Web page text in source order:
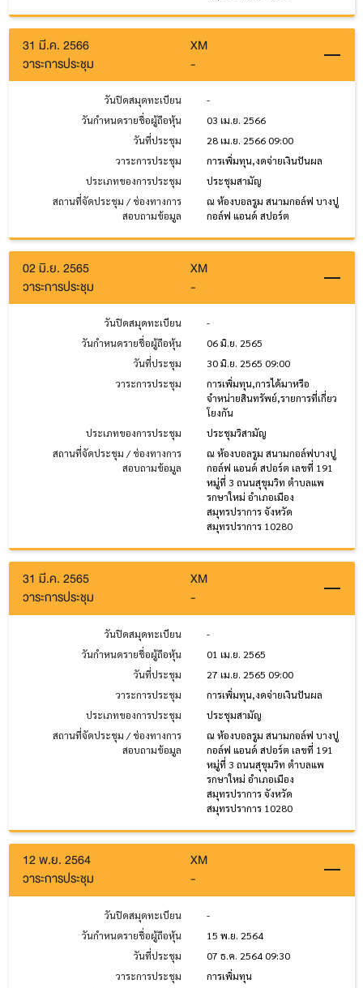
31 มี.ค. 2566
XM
วาระการประชุม
-
วันปิดสมุดทะเบียน
-
วันกำหนดรายชื่อผู้ถือหุ้น
03 เม.ย. 2566
วันที่ประชุม
28 เม.ย. 2566 09:00
วาระการประชุม
การเพิ่มทุน,งดจ่ายเงินปันผล
ประเภทของการประชุม
ประชุมสามัญ
สถานที่จัดประชุม / ช่องทางการ
สอบถามข้อมูล
ณ ห้องบอลรูม สนามกอล์ฟ บางปู
กอล์ฟ แอนด์ สปอร์ต
02 มิ.ย. 2565
XM
วาระการประชุม
-
วันปิดสมุดทะเบียน
-
วันกำหนดรายชื่อผู้ถือหุ้น
06 มิ.ย. 2565
วันที่ประชุม
30 มิ.ย. 2565 09:00
วาระการประชุม
การเพิ่มทุน,การได้มาหรือ
จำหน่ายสินทรัพย์,รายการที่เกี่ยว
โยงกัน
ประเภทของการประชุม
ประชุมวิสามัญ
สถานที่จัดประชุม / ช่องทางการ
สอบถามข้อมูล
ณ ห้องบอลรูม สนามกอล์ฟบางปู
กอล์ฟ แอนด์ สปอร์ต เลขที่ 191
หมู่ที่ 3 ถนนสุขุมวิท ตำบลแพ
รกษาใหม่ อำเภอเมือง
สมุทรปราการ จังหวัด
สมุทรปราการ 10280
31 มี.ค. 2565
XM
วาระการประชุม
-
วันปิดสมุดทะเบียน
-
วันกำหนดรายชื่อผู้ถือหุ้น
01 เม.ย. 2565
วันที่ประชุม
27 เม.ย. 2565 09:00
วาระการประชุม
การเพิ่มทุน,งดจ่ายเงินปันผล
ประเภทของการประชุม
ประชุมสามัญ
สถานที่จัดประชุม / ช่องทางการ
สอบถามข้อมูล
ณ ห้องบอลรูม สนามกอล์ฟ บางปู
กอล์ฟ แอนด์ สปอร์ต เลขที่ 191
หมู่ที่ 3 ถนนสุขุมวิท ตำบลแพ
รกษาใหม่ อำเภอเมือง
สมุทรปราการ จังหวัด
สมุทรปราการ 10280
12 พ.ย. 2564
XM
วาระการประชุม
-
วันปิดสมุดทะเบียน
-
วันกำหนดรายชื่อผู้ถือหุ้น
15 พ.ย. 2564
วันที่ประชุม
07 ธ.ค. 2564 09:30
วาระการประชุม
การเพิ่มทุน